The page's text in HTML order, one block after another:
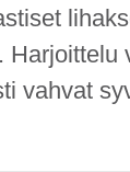
vahvat